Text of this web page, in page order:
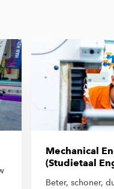
Mechanical
(Studietaal
Beter, schoner,